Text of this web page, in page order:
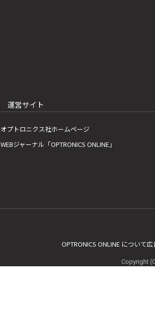
運営サイト
オプトロニクス社ホームページ
WEBジャーナル「OPTRONICS ONLINE」
OPTRONICS ONLINE について広
Copyright